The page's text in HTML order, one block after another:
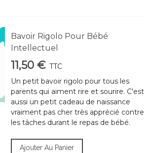
Bavoir Rigolo Pour Bébé
Intellectuel
11,50 € TTC
Un petit bavoir rigolo pour tous les
parents qui aiment rire et sourire. C'est
aussi un petit cadeau de naissance
vraiment pas cher très apprécié contre
les tâches durant le repas de bébé.
Ajouter Au Panier